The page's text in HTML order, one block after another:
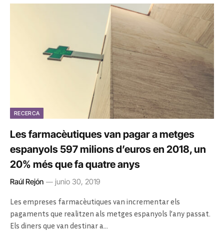
RECERCA
Les farmacèutiques van pagar a metges
espanyols 597 milions d’euros en 2018, un
20% més que fa quatre anys
Raúl Rejón junio 30, 2019
Les empreses farmacèutiques van incrementar els
pagaments que realitzen als metges espanyols l’any passat.
Els diners que van destinar a…